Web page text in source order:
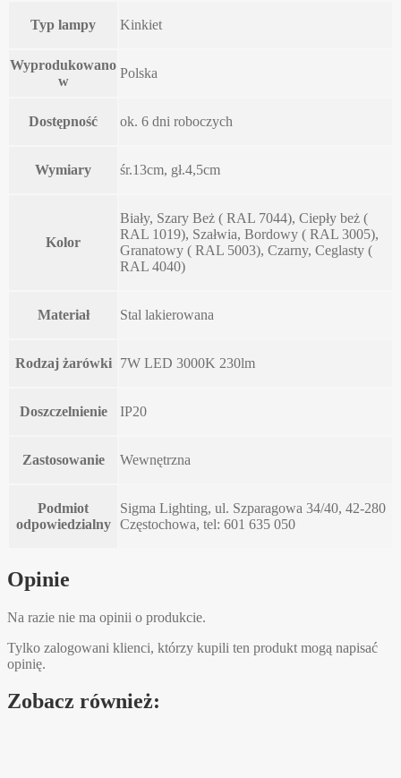
Typ lampy Kinkiet
Wyprodukowano
w
Polska
Dostępność ok. 6 dni roboczych
Wymiary śr.13cm, gł.4,5cm
Kolor
Biały, Szary Beż ( RAL 7044), Ciepły beż (
RAL 1019), Szałwia, Bordowy ( RAL 3005),
Granatowy ( RAL 5003), Czarny, Ceglasty (
RAL 4040)
Materiał Stal lakierowana
Rodzaj żarówki 7W LED 3000K 230lm
Doszczelnienie IP20
Zastosowanie Wewnętrzna
Podmiot
odpowiedzialny
Sigma Lighting, ul. Szparagowa 34/40, 42-280
Częstochowa, tel: 601 635 050
Opinie
Na razie nie ma opinii o produkcie.
Tylko zalogowani klienci, którzy kupili ten produkt mogą napisać
opinię.
Zobacz również: